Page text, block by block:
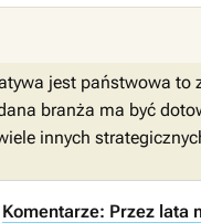
jest państwowa to
branża ma być
innych
Komentarze: Przez lata